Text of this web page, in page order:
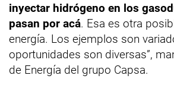
inyectar hidrógeno en los
pasan por acá. Esa es otra
energía. Los ejemplos son
oportunidades son diversas”,
de Energía del grupo Capsa.